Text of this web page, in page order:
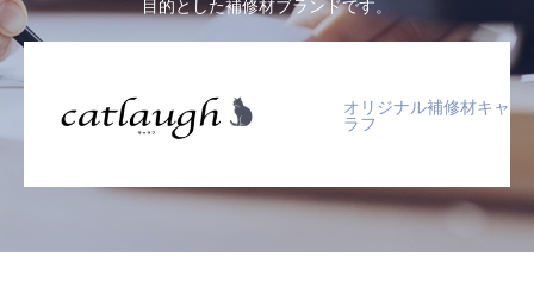
オリジナル補修材キャ
ラフ